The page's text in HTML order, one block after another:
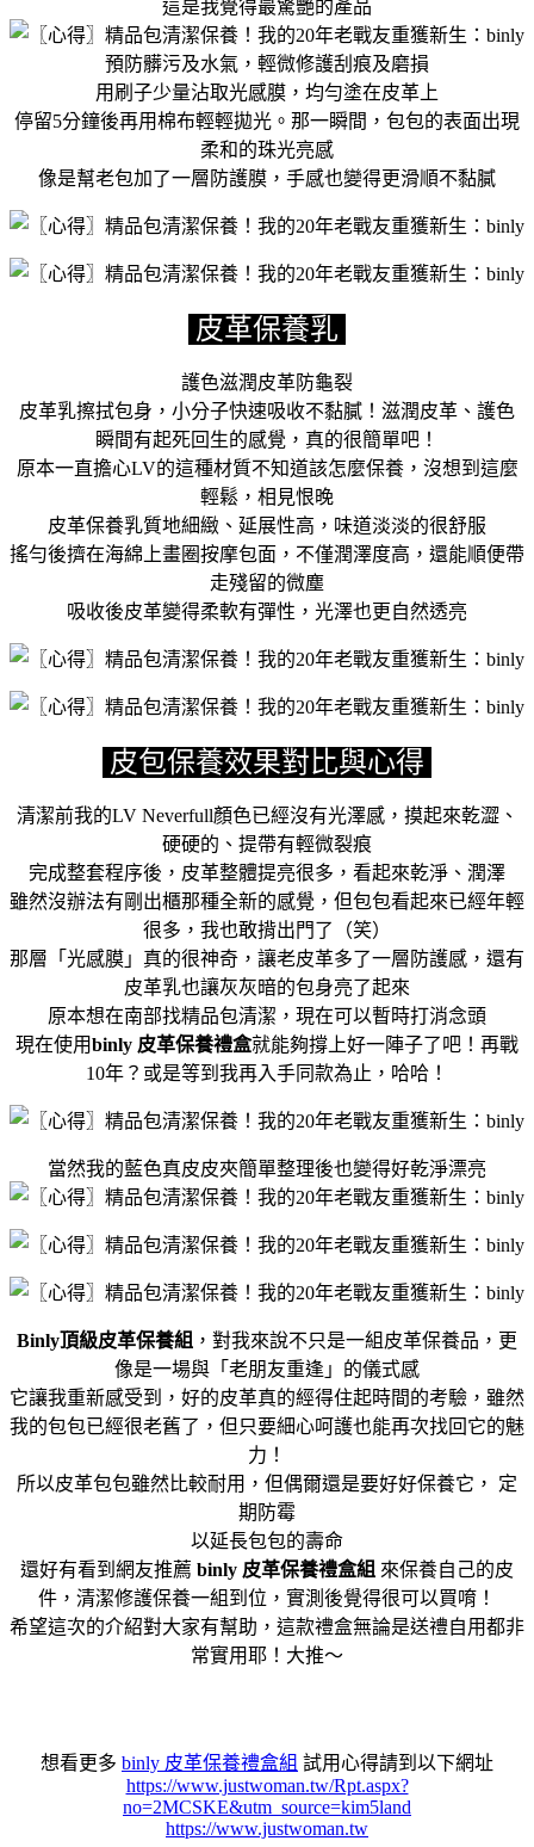
這是我覺得最驚艷的產品
預防髒污及水氣，輕微修護刮痕及磨損
用刷子少量沾取光感膜，均勻塗在皮革上
停留5分鐘後再用棉布輕輕拋光。那一瞬間，包包的表面出現
柔和的珠光亮感
像是幫老包加了一層防護膜，手感也變得更滑順不黏膩
皮革保養乳
護色滋潤皮革防龜裂
皮革乳擦拭包身，小分子快速吸收不黏膩！滋潤皮革、護色
瞬間有起死回生的感覺，真的很簡單吧！
原本一直擔心LV的這種材質不知道該怎麼保養，沒想到這麼
輕鬆，相見恨晚
皮革保養乳質地細緻、延展性高，味道淡淡的很舒服
搖勻後擠在海綿上畫圈按摩包面，不僅潤澤度高，還能順便帶
走殘留的微塵
吸收後皮革變得柔軟有彈性，光澤也更自然透亮
皮包保養效果對比與心得
清潔前我的LV Neverfull顏色已經沒有光澤感，摸起來乾澀、
硬硬的、提帶有輕微裂痕
完成整套程序後，皮革整體提亮很多，看起來乾淨、潤澤
雖然沒辦法有剛出櫃那種全新的感覺，但包包看起來已經年輕
很多，我也敢揹出門了（笑）
那層「光感膜」真的很神奇，讓老皮革多了一層防護感，還有
皮革乳也讓灰灰暗的包身亮了起來
原本想在南部找精品包清潔，現在可以暫時打消念頭
現在使用binly 皮革保養禮盒就能夠撐上好一陣子了吧！再戰
10年？或是等到我再入手同款為止，哈哈！
當然我的藍色真皮皮夾簡單整理後也變得好乾淨漂亮
Binly頂級皮革保養組 ，對我來說不只是一組皮革保養品，更
像是一場與「老朋友重逢」的儀式感
它讓我重新感受到，好的皮革真的經得住起時間的考驗，雖然
我的包包已經很老舊了，但只要細心呵護也能再次找回它的魅
力！
所以皮革包包雖然比較耐用，但偶爾還是要好好保養它，
定
期防霉
以延長包包的壽命
還好有看到網友推薦 binly 皮革保養禮盒組 來保養自己的皮
件，清潔修護保養一組到位，實測後覺得很可以買唷！
希望這次的介紹對大家有幫助，這款禮盒無論是送禮自用都非
常實用耶！大推～
想看更多 binly 皮革保養禮盒組 試用心得請到以下網址
https://www.justwoman.tw/Rpt.aspx?
no=2MCSKE&utm_source=kim5land
https://www.justwoman.tw